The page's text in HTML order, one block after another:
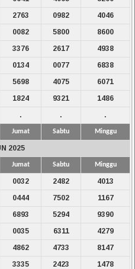
2763 0982
4046
0082 5800
8600
3376 2617
4938
0134 0077
6838
5698 4075
6071
1824 9321
1486
. . .
Jumat Sabtu Minggu
2025
Jumat Sabtu Minggu
0032 2482
4013
0444 7502
1167
6893 5294
9390
0035 6311
4279
4862 4733
8147
3335 2423
1478